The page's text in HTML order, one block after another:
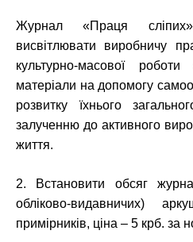
Журнал «Праця
висвітлювати виробничу
культурно-масової
матеріали на допомогу
розвитку їхнього
залученню до активного
життя.
2. Встановити обсяг
обліково-видавничих)
примірників, ціна – 5 крб. за